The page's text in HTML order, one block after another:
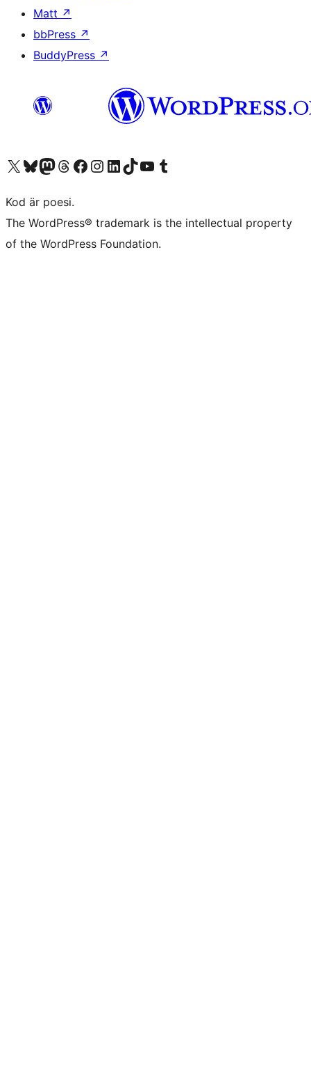
Matt ↗
bbPress ↗
BuddyPress ↗
Besök vår X-konto (f.d. Twitter)
Besök vårt Bluesky-konto
Besök vårt Mastodon-konto
Besök vårt Thread-konto
Besök vår Facebook-sidaBesök vårt Instagram-konto
Besök vårt LinkedIn-konto
Besök vårt TikTok-konto
Besök vår YouTube-kanalBesök vårt Tumblr-konto
Kod är poesi.
The WordPress® trademark is the intellectual property
of the WordPress Foundation.